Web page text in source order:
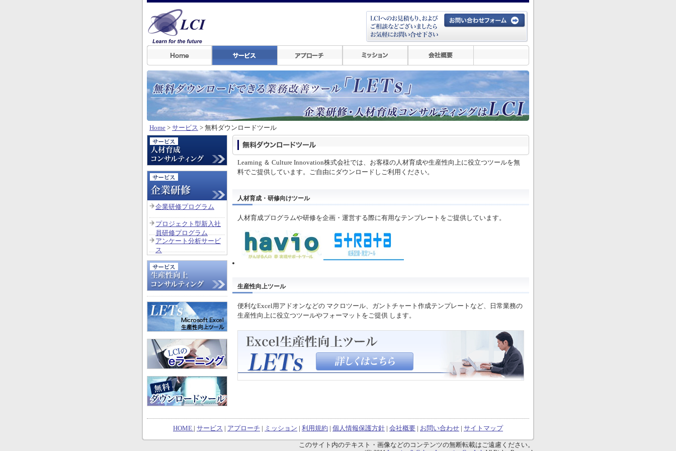
Home > サービス > 無料ダウンロードツール
Learning ＆ Culture Innovation株式会社では、お客様の人材育成や生産性向上に役立つツールを無
料でご提供しています。ご自由にダウンロードしご利用ください。
人材育成・研修向けツール
人材育成プログラムや研修を企画・運営する際に有用なテンプレートをご提供しています。
生産性向上ツール
便利なExcel用アドオンなどの マクロツール、ガントチャート作成テンプレートなど、日常業務の
生産性向上に役立つツールやフォーマットをご提供 します。
企業研修プログラム
プロジェクト型新入社
員研修プログラム
アンケート分析サービ
ス
HOME | サービス | アプローチ | ミッション | 利用規約 | 個人情報保護方針 | 会社概要 | お問い合わせ | サイトマップ
このサイト内のテキスト・画像などのコンテンツの無断転載はご遠慮ください。